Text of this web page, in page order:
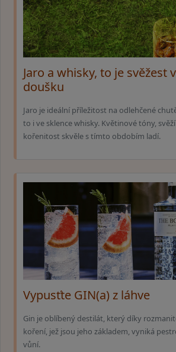
Jaro a whisky, to je svěžest
doušku
Jaro je ideální příležitost na odlehčené
to i ve sklence whisky. Květinové tóny,
kořenitost skvěle s tímto obdobím ladí.
Vypusťte GIN(a) z láhve
Gin je oblíbený destilát, který díky
koření, jež jsou jeho základem, vyniká
vůní.